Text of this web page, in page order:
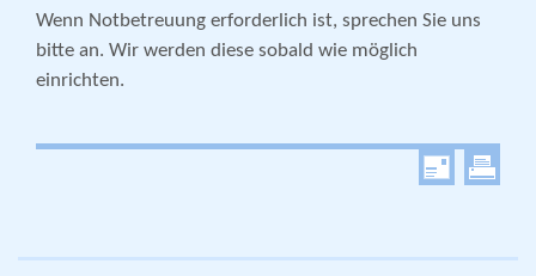
Wenn Notbetreuung erforderlich ist, sprechen Sie uns
bitte an. Wir werden diese sobald wie möglich
einrichten.